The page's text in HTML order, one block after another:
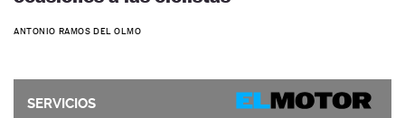
ANTONIO RAMOS DEL OLMO